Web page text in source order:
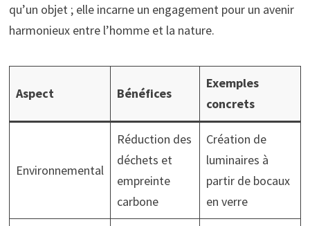
qu’un objet ; elle incarne un engagement pour un avenir
harmonieux entre l’homme et la nature.
Aspect Bénéfices
Exemples
concrets
Environnemental
Réduction des
déchets et
empreinte
carbone
Création de
luminaires à
partir de bocaux
en verre